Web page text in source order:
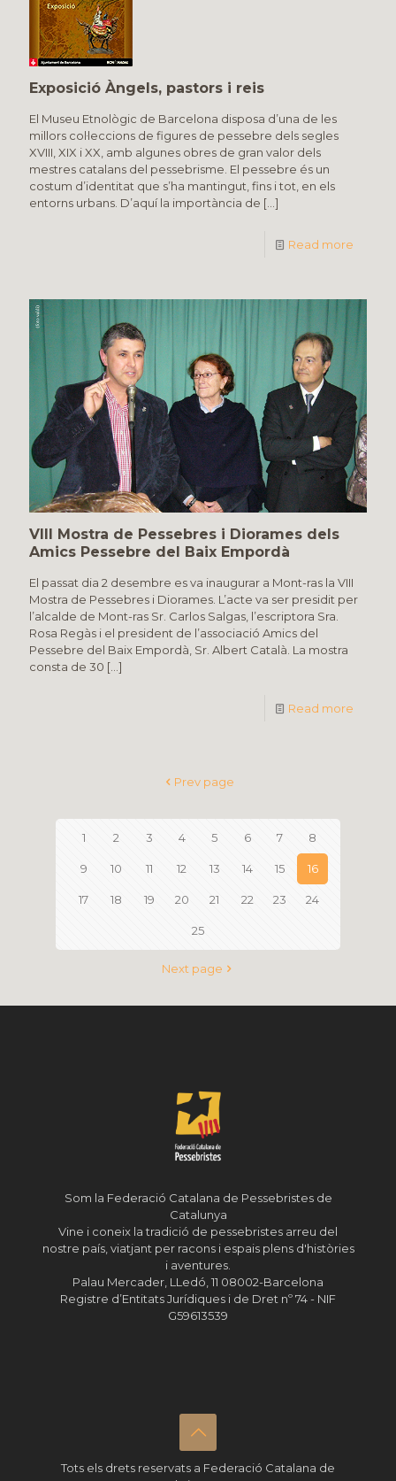
Exposició Àngels, pastors i reis
El Museu Etnològic de Barcelona disposa d’una de les
millors col·leccions de figures de pessebre dels segles
XVIII, XIX i XX, amb algunes obres de gran valor dels
mestres catalans del pessebrisme. El pessebre és un
costum d’identitat que s’ha mantingut, fins i tot, en els
entorns urbans. D’aquí la importància de […]
Read more
VIII Mostra de Pessebres i Diorames dels
Amics Pessebre del Baix Empordà
El passat dia 2 desembre es va inaugurar a Mont-ras la VIII
Mostra de Pessebres i Diorames. L’acte va ser presidit per
l’alcalde de Mont-ras Sr. Carlos Salgas, l’escriptora Sra.
Rosa Regàs i el president de l’associació Amics del
Pessebre del Baix Empordà, Sr. Albert Català. La mostra
consta de 30 […]
Read more
Prev page
1 2 3 4 5 6 7 8
9 10 11 12 13 14 15 16
17 18 19 20 21 22 23 24
25
Next page
Som la Federació Catalana de Pessebristes de
Catalunya
Vine i coneix la tradició de pessebristes arreu del
nostre país, viatjant per racons i espais plens d'històries
i aventures.
Palau Mercader, LLedó, 11 08002-Barcelona
Registre d’Entitats Jurídiques i de Dret nº 74 - NIF
G59613539
Tots els drets reservats a Federació Catalana de